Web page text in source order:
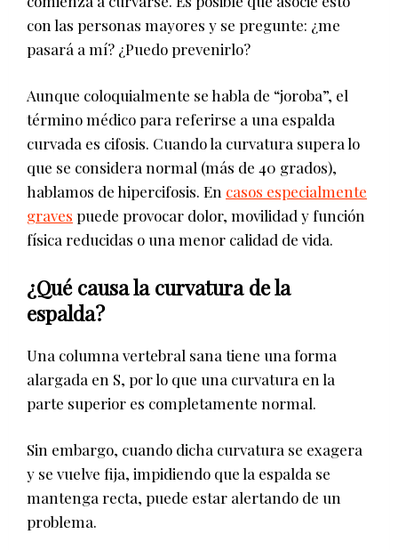
con las personas mayores y se pregunte: ¿me
pasará a mí? ¿Puedo prevenirlo?
Aunque coloquialmente se habla de “joroba”, el
término médico para referirse a una espalda
curvada es cifosis. Cuando la curvatura supera lo
que se considera normal (más de 40 grados),
hablamos de hipercifosis. En casos especialmente
graves puede provocar dolor, movilidad y función
física reducidas o una menor calidad de vida.
¿Qué causa la curvatura de la
espalda?
Una columna vertebral sana tiene una forma
alargada en S, por lo que una curvatura en la
parte superior es completamente normal.
Sin embargo, cuando dicha curvatura se exagera
y se vuelve fija, impidiendo que la espalda se
mantenga recta, puede estar alertando de un
problema.